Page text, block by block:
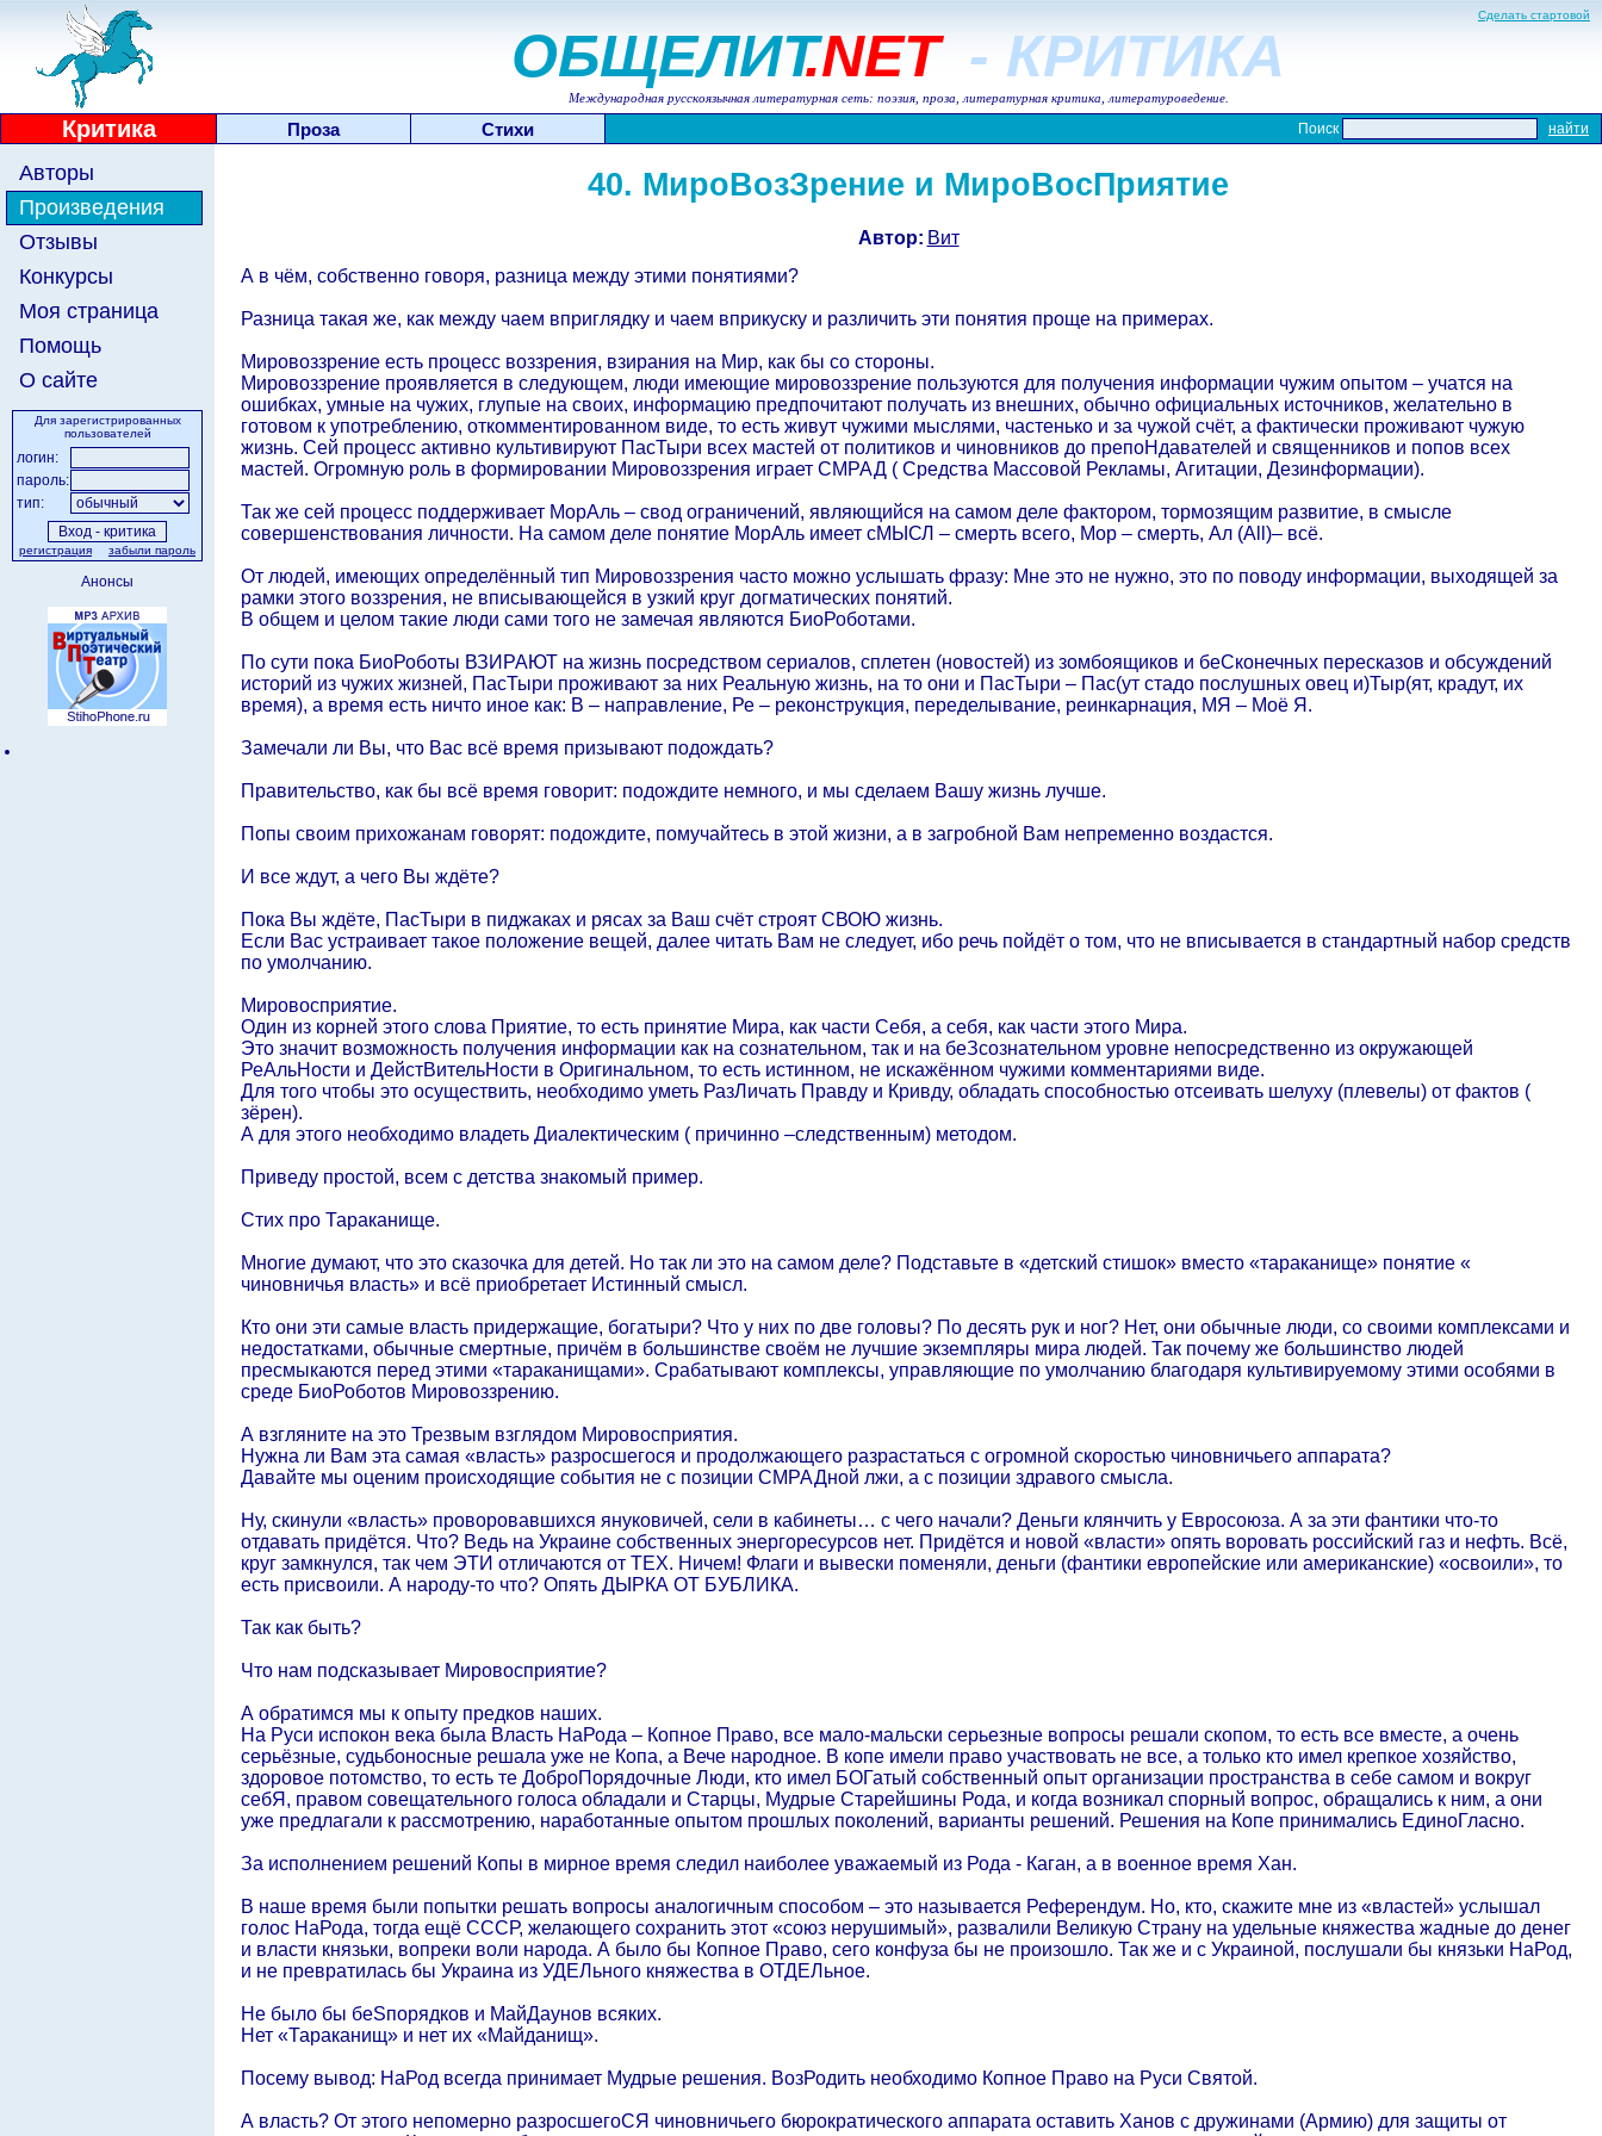
Сделать стартовой
ОБЩЕЛИТ.NET - КРИТИКА
Международная русскоязычная литературная сеть: поэзия, проза, литературная критика, литературоведение.
Критика Проза Стихи Поиск
Авторы
Произведения
Отзывы
Конкурсы
Моя страница
Помощь
О сайте
Для зарегистрированных
пользователей
логин:
пароль:
тип:
регистрация забыли пароль
Анонсы
40. МироВозЗрение и МироВосПриятие
Автор: Вит
А в чём, собственно говоря, разница между этими понятиями?
Разница такая же, как между чаем вприглядку и чаем вприкуску и различить эти понятия проще на примерах.
Мировоззрение есть процесс воззрения, взирания на Мир, как бы со стороны.
Мировоззрение проявляется в следующем, люди имеющие мировоззрение пользуются для получения информации чужим опытом – учатся на
ошибках, умные на чужих, глупые на своих, информацию предпочитают получать из внешних, обычно официальных источников, желательно в
готовом к употреблению, откомментированном виде, то есть живут чужими мыслями, частенько и за чужой счёт, а фактически проживают чужую
жизнь. Сей процесс активно культивируют ПасТыри всех мастей от политиков и чиновников до препоНдавателей и священников и попов всех
мастей. Огромную роль в формировании Мировоззрения играет СМРАД ( Средства Массовой Рекламы, Агитации, Дезинформации).
Так же сей процесс поддерживает МорАль – свод ограничений, являющийся на самом деле фактором, тормозящим развитие, в смысле
совершенствования личности. На самом деле понятие МорАль имеет сМЫСЛ – смерть всего, Мор – смерть, Ал (All)– всё.
От людей, имеющих определённый тип Мировоззрения часто можно услышать фразу: Мне это не нужно, это по поводу информации, выходящей за
рамки этого воззрения, не вписывающейся в узкий круг догматических понятий.
В общем и целом такие люди сами того не замечая являются БиоРоботами.
По сути пока БиоРоботы ВЗИРАЮТ на жизнь посредством сериалов, сплетен (новостей) из зомбоящиков и беСконечных пересказов и обсуждений
историй из чужих жизней, ПасТыри проживают за них Реальную жизнь, на то они и ПасТыри – Пас(ут стадо послушных овец и)Тыр(ят, крадут, их
время), а время есть ничто иное как: В – направление, Ре – реконструкция, переделывание, реинкарнация, МЯ – Моё Я.
Замечали ли Вы, что Вас всё время призывают подождать?
Правительство, как бы всё время говорит: подождите немного, и мы сделаем Вашу жизнь лучше.
Попы своим прихожанам говорят: подождите, помучайтесь в этой жизни, а в загробной Вам непременно воздастся.
И все ждут, а чего Вы ждёте?
Пока Вы ждёте, ПасТыри в пиджаках и рясах за Ваш счёт строят СВОЮ жизнь.
Если Вас устраивает такое положение вещей, далее читать Вам не следует, ибо речь пойдёт о том, что не вписывается в стандартный набор средств
по умолчанию.
Мировосприятие.
Один из корней этого слова Приятие, то есть принятие Мира, как части Себя, а себя, как части этого Мира.
Это значит возможность получения информации как на сознательном, так и на беЗсознательном уровне непосредственно из окружающей
РеАльНости и ДейстВительНости в Оригинальном, то есть истинном, не искажённом чужими комментариями виде.
Для того чтобы это осуществить, необходимо уметь РазЛичать Правду и Кривду, обладать способностью отсеивать шелуху (плевелы) от фактов (
зёрен).
А для этого необходимо владеть Диалектическим ( причинно –следственным) методом.
Приведу простой, всем с детства знакомый пример.
Стих про Тараканище.
Многие думают, что это сказочка для детей. Но так ли это на самом деле? Подставьте в «детский стишок» вместо «тараканище» понятие «
чиновничья власть» и всё приобретает Истинный смысл.
Кто они эти самые власть придержащие, богатыри? Что у них по две головы? По десять рук и ног? Нет, они обычные люди, со своими комплексами и
недостатками, обычные смертные, причём в большинстве своём не лучшие экземпляры мира людей. Так почему же большинство людей
пресмыкаются перед этими «тараканищами». Срабатывают комплексы, управляющие по умолчанию благодаря культивируемому этими особями в
среде БиоРоботов Мировоззрению.
А взгляните на это Трезвым взглядом Мировосприятия.
Нужна ли Вам эта самая «власть» разросшегося и продолжающего разрастаться с огромной скоростью чиновничьего аппарата?
Давайте мы оценим происходящие события не с позиции СМРАДной лжи, а с позиции здравого смысла.
Ну, скинули «власть» проворовавшихся януковичей, сели в кабинеты… с чего начали? Деньги клянчить у Евросоюза. А за эти фантики что-то
отдавать придётся. Что? Ведь на Украине собственных энергоресурсов нет. Придётся и новой «власти» опять воровать российский газ и нефть. Всё,
круг замкнулся, так чем ЭТИ отличаются от ТЕХ. Ничем! Флаги и вывески поменяли, деньги (фантики европейские или американские) «освоили», то
есть присвоили. А народу-то что? Опять ДЫРКА ОТ БУБЛИКА.
Так как быть?
Что нам подсказывает Мировосприятие?
А обратимся мы к опыту предков наших.
На Руси испокон века была Власть НаРода – Копное Право, все мало-мальски серьезные вопросы решали скопом, то есть все вместе, а очень
серьёзные, судьбоносные решала уже не Копа, а Вече народное. В копе имели право участвовать не все, а только кто имел крепкое хозяйство,
здоровое потомство, то есть те ДоброПорядочные Люди, кто имел БОГатый собственный опыт организации пространства в себе самом и вокруг
себЯ, правом совещательного голоса обладали и Старцы, Мудрые Старейшины Рода, и когда возникал спорный вопрос, обращались к ним, а они
уже предлагали к рассмотрению, наработанные опытом прошлых поколений, варианты решений. Решения на Копе принимались ЕдиноГласно.
За исполнением решений Копы в мирное время следил наиболее уважаемый из Рода - Каган, а в военное время Хан.
В наше время были попытки решать вопросы аналогичным способом – это называется Референдум. Но, кто, скажите мне из «властей» услышал
голос НаРода, тогда ещё СССР, желающего сохранить этот «союз нерушимый», развалили Великую Страну на удельные княжества жадные до денег
и власти князьки, вопреки воли народа. А было бы Копное Право, сего конфуза бы не произошло. Так же и с Украиной, послушали бы князьки НаРод,
и не превратилась бы Украина из УДЕЛьного княжества в ОТДЕЛьное.
Не было бы беSпорядков и МайДаунов всяких.
Нет «Тараканищ» и нет их «Майданищ».
Посему вывод: НаРод всегда принимает Мудрые решения. ВозРодить необходимо Копное Право на Руси Святой.
А власть? От этого непомерно разросшегоСЯ чиновничьего бюрократического аппарата оставить Ханов с дружинами (Армию) для защиты от